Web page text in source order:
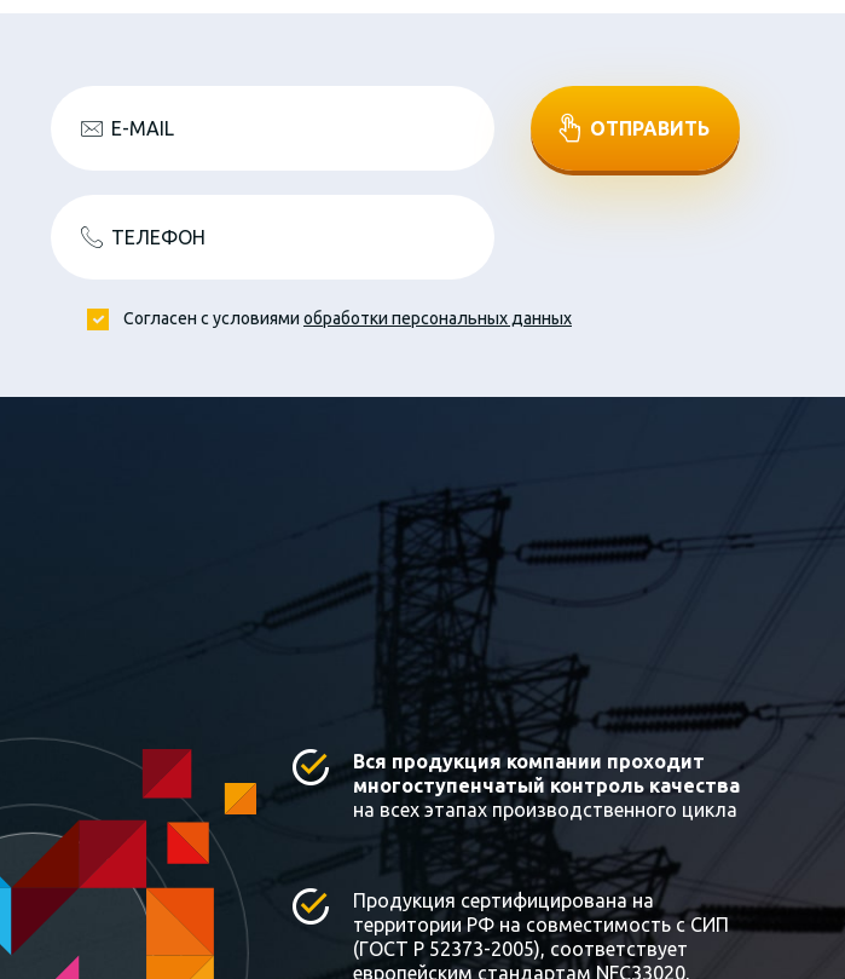
E-MAIL
ТЕЛЕФОН
ОТПРАВИТЬ
Согласен с условиями обработки персональных данных
Вся продукция компании проходит
многоступенчатый контроль качества
на всех этапах производственного цикла
Продукция сертифицирована на
территории РФ на совместимость с СИП
(ГОСТ Р 52373-2005), соответствует
европейским стандартам NFC33020,